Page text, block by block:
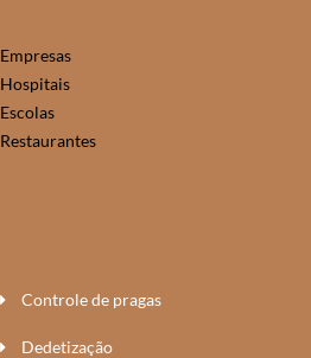
Empresas
Hospitais
Escolas
Restaurantes
Controle de pragas
Dedetização